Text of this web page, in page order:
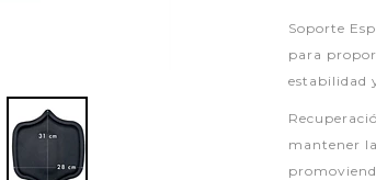
Soporte
para
estabilidad
mantener